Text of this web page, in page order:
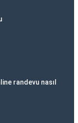
randevu nasıl